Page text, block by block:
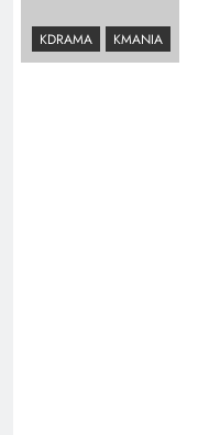
KDRAMA KMANIA